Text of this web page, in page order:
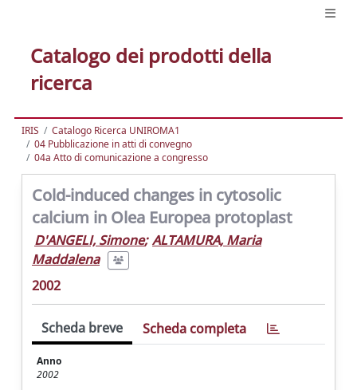
Catalogo dei prodotti della
ricerca
IRIS
Catalogo Ricerca UNIROMA1
04 Pubblicazione in atti di convegno
04a Atto di comunicazione a congresso
Cold-induced changes in cytosolic
calcium in Olea Europea protoplast
D'ANGELI, Simone; ALTAMURA, Maria
Maddalena
2002
Scheda breve Scheda completa
Anno
2002